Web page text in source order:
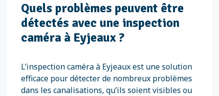
Quels problèmes peuvent être
détectés avec une inspection
caméra à Eyjeaux ?
L’inspection caméra à Eyjeaux est une solution
efficace pour détecter de nombreux problèmes
dans les canalisations, qu’ils soient visibles ou